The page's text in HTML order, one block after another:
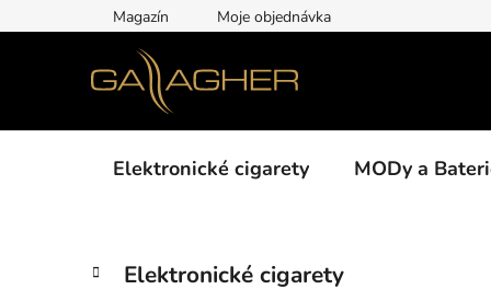
na
Magazín Moje objednávka
Elektronické cigarety MODy a
PPřeskočit
kategorie
K
a
Elektronické cigarety